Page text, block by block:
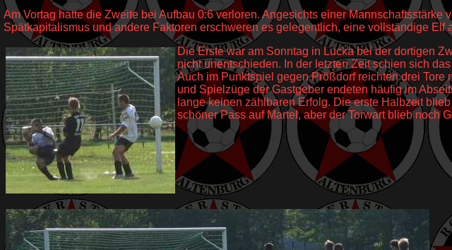
Am Vortag hatte die Zweite bei Aufbau 0:6 verloren. Angesichts einer Mannschaftsstärke
Spätkapitalismus und andere Faktoren erschweren es gelegentlich, eine vollständige Elf
Die Erste war am Sonntag in Lucka bei der dortigen
nicht unentschieden. In der letzten Zeit schien sich
Auch im Punktspiel gegen Prößdorf reichten drei
und Spielzüge der Gastgeber endeten häufig im
lange keinen zählbaren Erfolg. Die erste Halbzeit
schöner Pass auf Martel, aber der Torwart blieb noch